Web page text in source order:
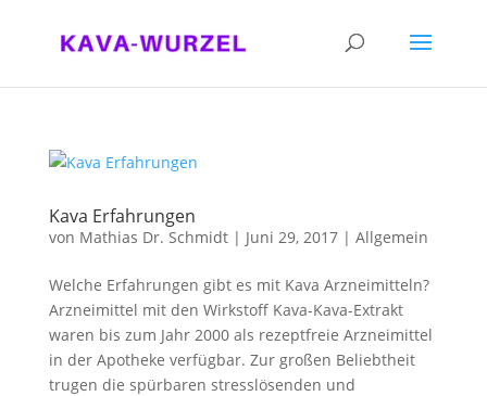
Kava Erfahrungen
von Mathias Dr. Schmidt| Juni 29, 2017| Allgemein
Welche Erfahrungen gibt es mit Kava Arzneimitteln?
Arzneimittel mit den Wirkstoff Kava-Kava-Extrakt
waren bis zum Jahr 2000 als rezeptfreie Arzneimittel
in der Apotheke verfügbar. Zur großen Beliebtheit
trugen die spürbaren stresslösenden und